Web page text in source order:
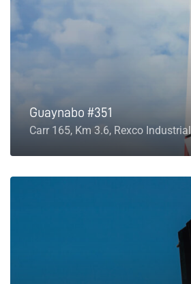
Guaynabo #351
Carr 165, Km 3.6, Rexco